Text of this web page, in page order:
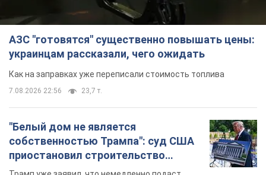
АЗС "готовятся" существенно повышать цены:
украинцам рассказали, чего ожидать
Как на заправках уже переписали стоимость топлива
7.08.2026 22:56 23,7 т.
"Белый дом не является
собственностью Трампа": суд США
приостановил строительство
бального зала стоимостью 400 млн